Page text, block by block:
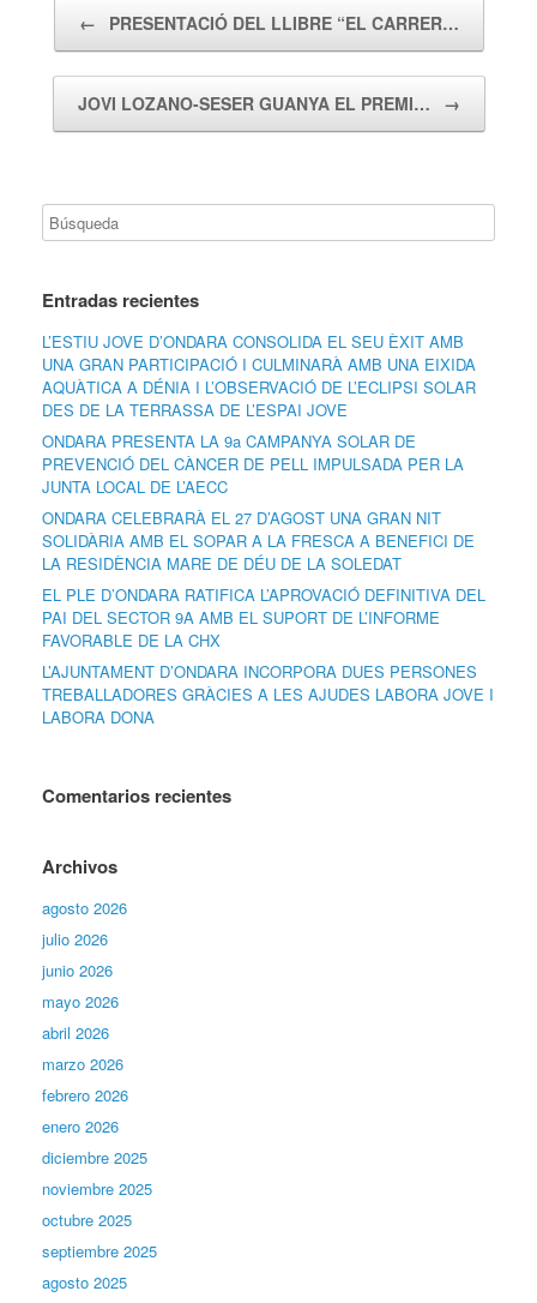
← PRESENTACIÓ DEL LLIBRE “EL CARRER…
JOVI LOZANO-SESER GUANYA EL PREMI… →
Entradas recientes
L’ESTIU JOVE D’ONDARA CONSOLIDA EL SEU ÈXIT AMB
UNA GRAN PARTICIPACIÓ I CULMINARÀ AMB UNA EIXIDA
AQUÀTICA A DÉNIA I L’OBSERVACIÓ DE L’ECLIPSI SOLAR
DES DE LA TERRASSA DE L’ESPAI JOVE
ONDARA PRESENTA LA 9a CAMPANYA SOLAR DE
PREVENCIÓ DEL CÀNCER DE PELL IMPULSADA PER LA
JUNTA LOCAL DE L’AECC
ONDARA CELEBRARÀ EL 27 D’AGOST UNA GRAN NIT
SOLIDÀRIA AMB EL SOPAR A LA FRESCA A BENEFICI DE
LA RESIDÈNCIA MARE DE DÉU DE LA SOLEDAT
EL PLE D’ONDARA RATIFICA L’APROVACIÓ DEFINITIVA DEL
PAI DEL SECTOR 9A AMB EL SUPORT DE L’INFORME
FAVORABLE DE LA CHX
L’AJUNTAMENT D’ONDARA INCORPORA DUES PERSONES
TREBALLADORES GRÀCIES A LES AJUDES LABORA JOVE I
LABORA DONA
Comentarios recientes
Archivos
agosto 2026
julio 2026
junio 2026
mayo 2026
abril 2026
marzo 2026
febrero 2026
enero 2026
diciembre 2025
noviembre 2025
octubre 2025
septiembre 2025
agosto 2025